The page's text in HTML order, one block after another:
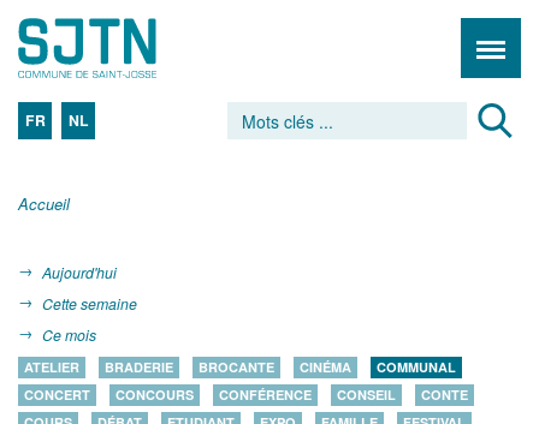
FR NL
Accueil
Aujourd'hui
Cette semaine
Ce mois
ATELIER BRADERIE BROCANTE CINÉMA
COMMUNAL
CONCERT
CONCOURS CONFÉRENCE CONSEIL
CONTE